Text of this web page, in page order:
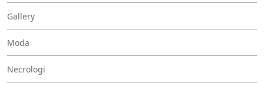
Gallery
Moda
Necrologi